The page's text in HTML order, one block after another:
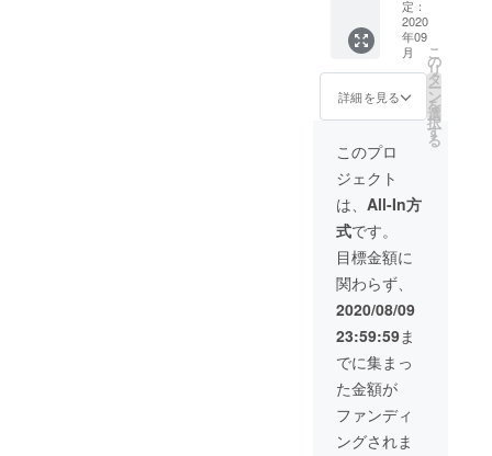
ご記入
くださ
い。
時、必
ず備考
欄にご
希望の
お名前
（HP掲
ネーム
ご記入
くださ
たら支
援にな
る！ ◆
ヘル
シーな
国産牛
キ！ ◆
セッ
ト！ ※
写真は
イメー
ジです
※送料込
み ※こ
のリ
は、株
式会社
ナオよ
り発送
いたし
ます。
・感謝
枚）】
◆クラ
ウド
ファン
ディン
グ超特
別価
お肉を
食べた
ら支援
にな
る！ ◆
限定5
セッ
ト！ ※
写真は
イメー
ジです
※送料込
み ※こ
のリ
ターン
は、株
式会社
ナオよ
定：
2020
年09
月
詳細を見る
こ
の
リ
タ
ー
ン
を
選
択
す
る
このプロ
ジェクト
は、 All-In方
式です。
目標金額に
関わらず、
2020/08/09
23:59:59ま
でに集まっ
た金額が
ファンディ
ングされま